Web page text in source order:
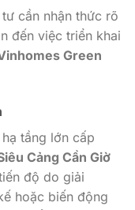
cần nhận thức rõ
đến việc triển khai
Green
tầng lớn cấp
Cảng Cần Giờ
độ do giải
hoặc biến động